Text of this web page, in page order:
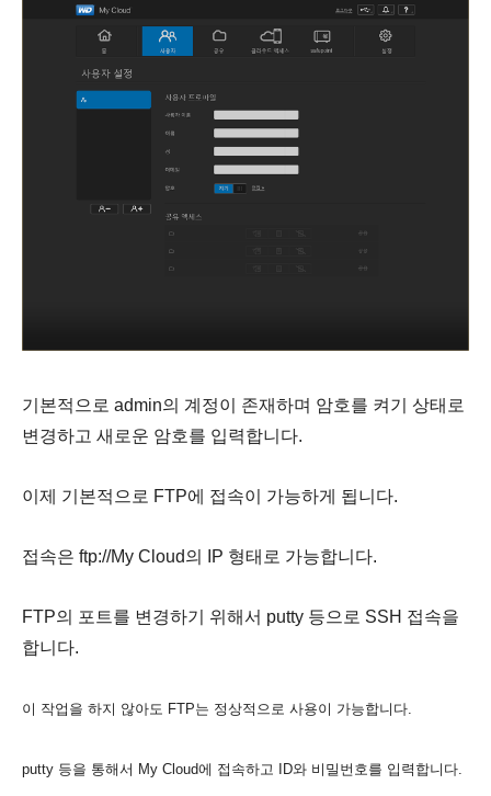
기본적으로 admin의 계정이 존재하며 암호를 켜기 상태로
변경하고 새로운 암호를 입력합니다.
이제 기본적으로 FTP에 접속이 가능하게 됩니다.
접속은 ftp://My Cloud의 IP 형태로 가능합니다.
FTP의 포트를 변경하기 위해서 putty 등으로 SSH 접속을
합니다.
이 작업을 하지 않아도 FTP는 정상적으로 사용이 가능합니다.
putty 등을 통해서 My Cloud에 접속하고 ID와 비밀번호를 입력합니다.